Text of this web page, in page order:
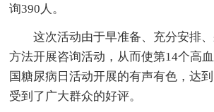
询390人。
这次活动由于早准备、充分安排
方法开展咨询活动，从而使第14个高
国糖尿病日活动开展的有声有色，达
受到了广大群众的好评。